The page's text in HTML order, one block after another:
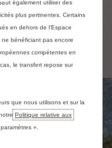
également utiliser des
plus pertinentes. Certains
en dehors de l’Espace
bénéficiant pas encore
compétentes en
le transfert repose sur
que nous utilisons et sur la
Politique relative aux
».